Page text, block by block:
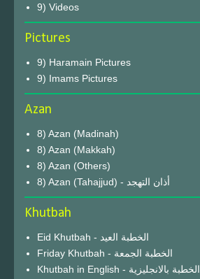
9) Videos
Pictures
9) Haramain Pictures
9) Imams Pictures
Azan
8) Azan (Madinah)
8) Azan (Makkah)
8) Azan (Others)
8) Azan (Tahajjud) - أذان التهجد
Khutbah
Eid Khutbah - الخطبة العيد
Friday Khutbah - الخطبة الجمعة
Khutbah in English - الخطبة بالانجليزية